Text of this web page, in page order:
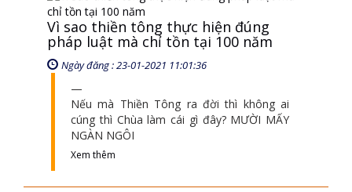
Nếu mà Thiền Tông ra đời thì không ai
cúng thì Chùa làm cái gì đây? MƯỜI MẤY
NGÀN NGÔI
Thầy Bùa - Nỗi Sợ Hãi Của Các Nhà
Xuất Bản